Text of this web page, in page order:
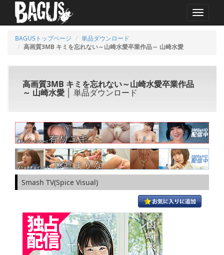
MENU
BAGUSトップページ
単品ダウンロード
高画質3MB キミを忘れない～山崎水愛卒業作品～ 山崎水愛
高画質3MB キミを忘れない～山崎水愛卒業作品
～ 山崎水愛 │ 単品ダウンロード
Smash TV(Spice Visual)